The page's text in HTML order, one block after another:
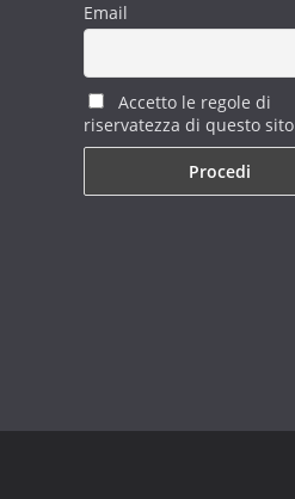
Email
Accetto le regole di
riservatezza di questo sito